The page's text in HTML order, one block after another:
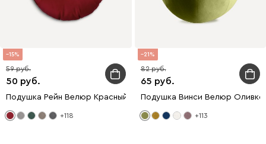
15
50
59
Подушка Рейн Велюр Красный
+118
21
65
82
Подушка Винси Велюр
+113